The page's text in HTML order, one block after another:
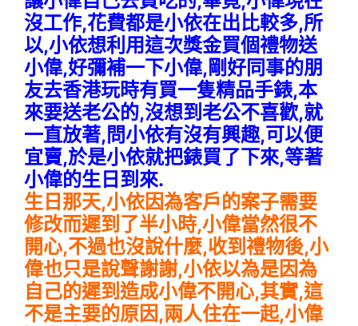
沒工作,花費都是小依在出比較多,所
以,小依想利用這次獎金買個禮物送
小偉,好彌補一下小偉,剛好同事的朋
友去香港玩時有買一隻精品手錶,本
來要送老公的,沒想到老公不喜歡,就
一直放著,問小依有沒有興趣,可以便
宜賣,於是小依就把錶買了下來,等著
小偉的生日到來.
生日那天,小依因為客戶的案子需要
修改而遲到了半小時,小偉當然很不
開心,不過也沒說什麼,收到禮物後,小
偉也只是說聲謝謝,小依以為是因為
自己的遲到造成小偉不開心,其實,這
不是主要的原因,兩人住在一起,小偉